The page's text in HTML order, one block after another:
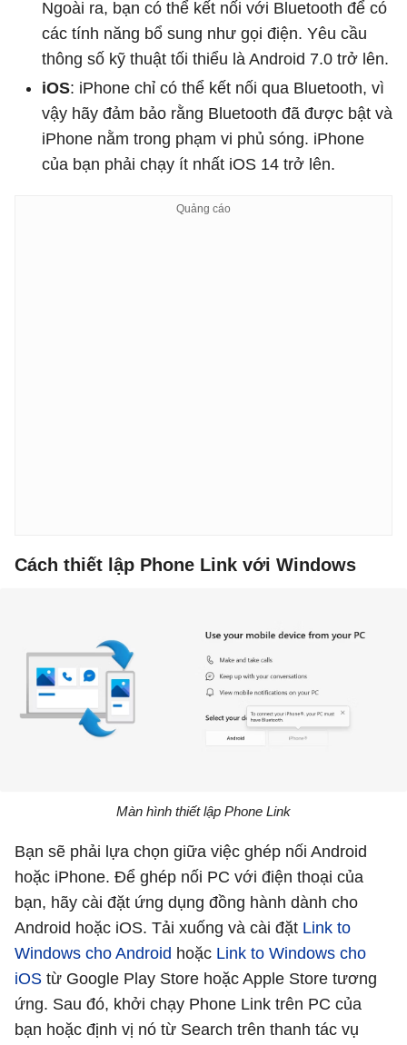
Ngoài ra, bạn có thể kết nối với Bluetooth để có
các tính năng bổ sung như gọi điện. Yêu cầu
thông số kỹ thuật tối thiểu là Android 7.0 trở lên.
iOS: iPhone chỉ có thể kết nối qua Bluetooth, vì
vậy hãy đảm bảo rằng Bluetooth đã được bật và
iPhone nằm trong phạm vi phủ sóng. iPhone
của bạn phải chạy ít nhất iOS 14 trở lên.
Cách thiết lập Phone Link với Windows
Màn hình thiết lập Phone Link
Bạn sẽ phải lựa chọn giữa việc ghép nối Android
hoặc iPhone. Để ghép nối PC với điện thoại của
bạn, hãy cài đặt ứng dụng đồng hành dành cho
Android hoặc iOS. Tải xuống và cài đặt Link to
Windows cho Android hoặc Link to Windows cho
iOS từ Google Play Store hoặc Apple Store tương
ứng. Sau đó, khởi chạy Phone Link trên PC của
bạn hoặc định vị nó từ Search trên thanh tác vụ